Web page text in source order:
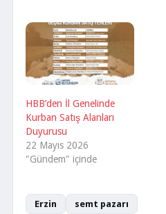
HBB’den İl Genelinde
Kurban Satış Alanları
Duyurusu
22 Mayıs 2026
"Gündem" içinde
Erzin semt pazarı